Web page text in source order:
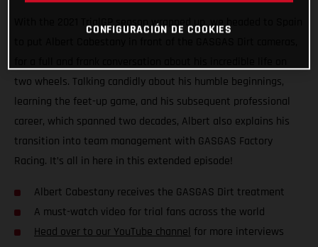
With the 2021 TrialGP season wrapped up, we headed to Spain
two wheels. Talking candidly about his humble beginnings,
learning the feet-up game, and his subsequent professional
career, which spanned two decades, Albert also explains his
transition into team management with GASGAS Factory
Racing. It’s all in here in this extended episode!
Albert Cabestany receives the GASGAS Dirt treatment
A must-watch video for trial fans across the world
Head over to our YouTube channel for more interviews
CONFIGURACIÓN DE COOKIES